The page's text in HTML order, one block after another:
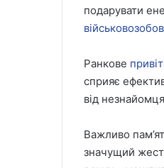
подарувати
Ранкове
сприяє
від
Важливо
значущий